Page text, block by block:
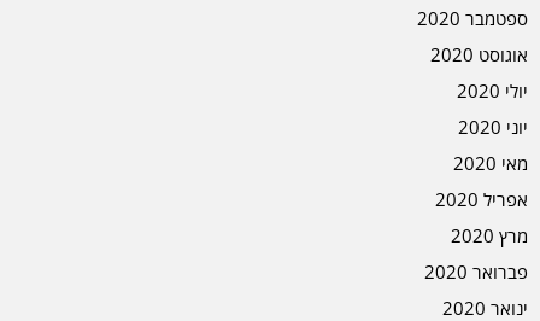
ספטמבר 2020
אוגוסט 2020
יולי 2020
יוני 2020
מאי 2020
אפריל 2020
מרץ 2020
פברואר 2020
ינואר 2020